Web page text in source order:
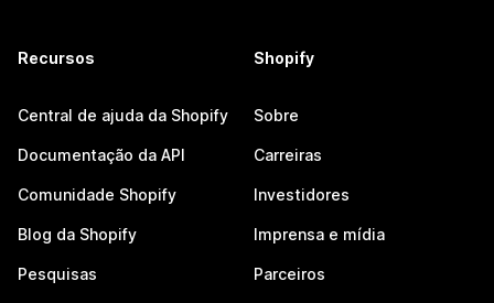
Recursos
Central de ajuda da Shopify
Documentação da API
Comunidade Shopify
Blog da Shopify
Pesquisas
Shopify
Sobre
Carreiras
Investidores
Imprensa e mídia
Parceiros